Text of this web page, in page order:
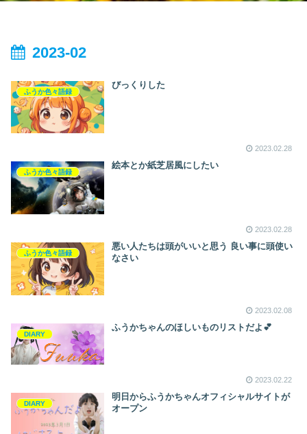
2023-02
ふうか色々語録
びっくりした
2023.02.28
ふうか色々語録
絵本とか紙芝居風にしたい
2023.02.28
ふうか色々語録
悪い人たちは頭がいいと思う 良い事に頭使い
なさい
2023.02.08
DIARY
ふうかちゃんのほしいものリストだよ💕
2023.02.22
DIARY
明日からふうかちゃんオフィシャルサイトが
オープン